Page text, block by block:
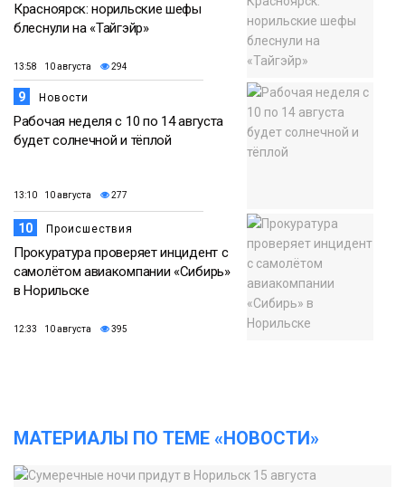
Красноярск: норильские шефы
блеснули на «Тайгэйр»
13:58 10 августа 294
9 Новости
Рабочая неделя с 10 по 14 августа
будет солнечной и тёплой
13:10 10 августа 277
10 Происшествия
Прокуратура проверяет инцидент с
самолётом авиакомпании «Сибирь»
в Норильске
12:33 10 августа 395
МАТЕРИАЛЫ ПО ТЕМЕ «НОВОСТИ»